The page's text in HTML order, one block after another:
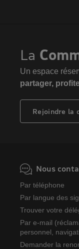
La
Un espace
partager,
Rejoindre la
Nous
Par téléphone
Par langue des
Trouver votre
Par e-mail
personnel,
Demander la